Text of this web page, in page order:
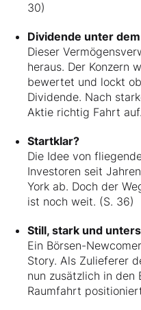
30)
Dividende unter
Dieser
heraus. Der Konzern
bewertet und lockt
Dividende. Nach
Aktie richtig Fahrt
Startklar?
Die Idee von
Investoren seit
York ab. Doch der
ist noch weit. (S. 36)
Still, stark und
Ein Börsen-
Story. Als Zulieferer
nun zusätzlich in den
Raumfahrt